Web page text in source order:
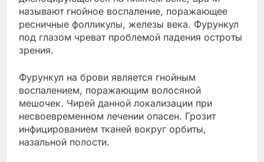
называют гнойное воспаление, поражающее
ресничные фолликулы, железы века. Фурункул
под глазом чреват проблемой падения остроты
зрения.
Фурункул на брови является гнойным
воспалением, поражающим волосяной
мешочек. Чирей данной локализации при
несвоевременном лечении опасен. Грозит
инфицированием тканей вокруг орбиты,
назальной полости.